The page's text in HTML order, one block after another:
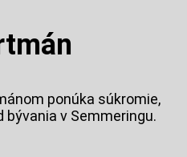
ponúka súkromie,
bývania v Semmeringu.